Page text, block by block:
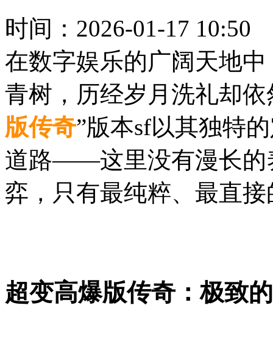
时间： 2026-01-17 10:50
在数字娱乐的广阔天地
青树，历经岁月洗礼却
版传奇”版本sf以其独特
道路——这里没有漫长的
弈，只有最纯粹、最直
超变高爆版传奇：极致